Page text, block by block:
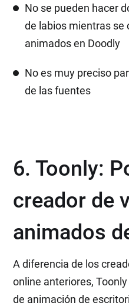
No se pueden hacer
de labios mientras se
animados en Doodly
No es muy preciso
de las fuentes
6. Toonly:
creador de
animados
A diferencia de los
online anteriores,
de animación de